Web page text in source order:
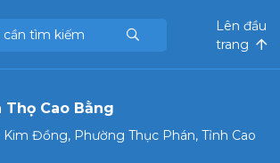
Lên đầu
trang
Thọ Cao Bằng
Kim Đồng, Phường Thục Phán, Tỉnh Cao